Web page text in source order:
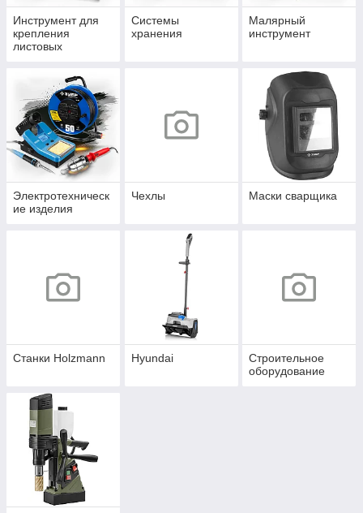
Инструмент для
крепления
листовых
Системы
хранения
Малярный
инструмент
Электротехническ
ие изделия
Чехлы Маски сварщика
Станки Holzmann Hyundai
Строительное
оборудование